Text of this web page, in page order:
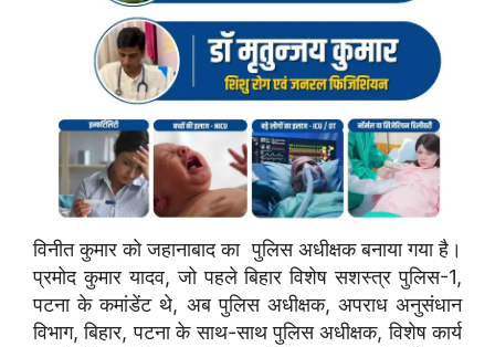
विनीत कुमार को जहानाबाद का पुलिस अधीक्षक बनाया गया है।
प्रमोद कुमार यादव, जो पहले बिहार विशेष सशस्त्र पुलिस-1,
पटना के कमांडेंट थे, अब पुलिस अधीक्षक, अपराध अनुसंधान
विभाग, बिहार, पटना के साथ-साथ पुलिस अधीक्षक, विशेष कार्य